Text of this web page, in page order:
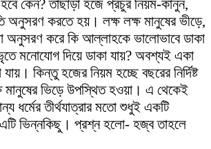
কেন? তাছাড়া হজে প্রচুর নিয়ম-কানুন,
অনুসরণ করতে হয়। লক্ষ লক্ষ মানুষের ভীড়ে,
করে কি আল্লাহকে ভালোভাবে ডাকা
মনোযোগ দিয়ে ডাকা যায়? অবশ্যই একা
কিন্তু হজের নিয়ম হচ্ছে বছরের নির্দিষ্ট
মানুষের ভিড়ে উপস্থিত হওয়া। এ থেকেই
ধর্মের তীর্থযাত্রার মতো শুধুই একটি
এটি ভিন্নকিছু। প্রশ্ন হলো- হজ্ব তাহলে